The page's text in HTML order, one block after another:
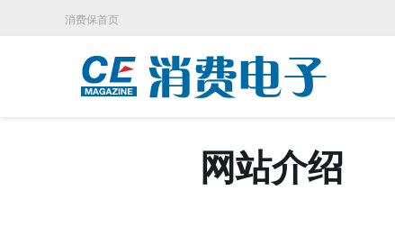
消费保首页
网站介绍